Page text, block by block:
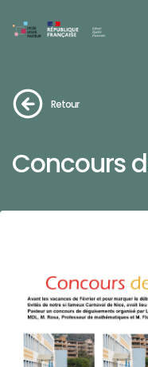
Retour
Concours